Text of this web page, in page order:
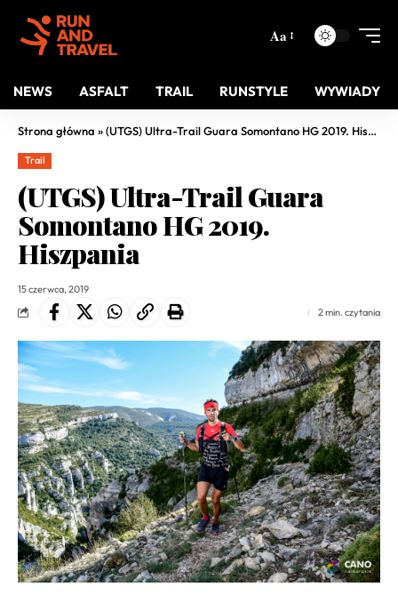
Aa
NEWS ASFALT TRAIL RUNSTYLE WYWIADY
Strona główna »(UTGS) Ultra-Trail Guara Somontano HG 2019. Hiszpania
Trail
(UTGS) Ultra-Trail Guara
Somontano HG 2019.
Hiszpania
15 czerwca, 2019
2 min. czytania